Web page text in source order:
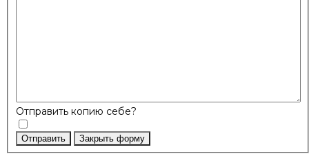
Отправить копию себе?
Отправить Закрыть форму